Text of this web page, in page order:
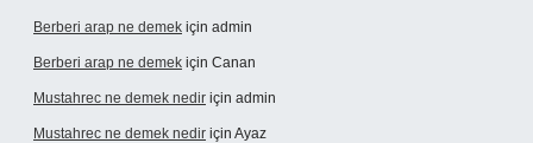
Berberi arap ne demek için admin
Berberi arap ne demek için Canan
Mustahrec ne demek nedir için admin
Mustahrec ne demek nedir için Ayaz